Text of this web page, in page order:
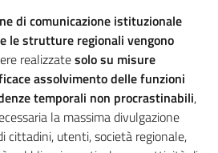
di comunicazione istituzionale
le strutture regionali vengono
realizzatesolo su misure
assolvimento delle funzioni
temporali non procrastinabili,
la massima divulgazione
cittadini, utenti, società regionale,